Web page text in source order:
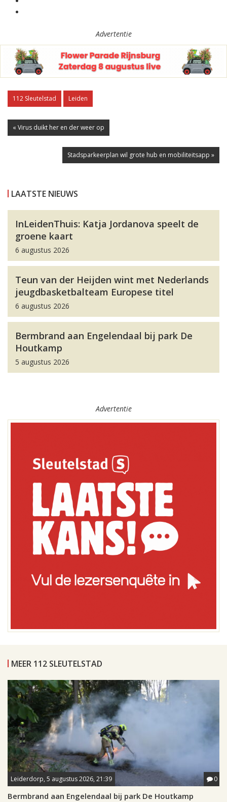
Advertentie
112 Sleutelstad Leiden
« Virus duikt her en der weer op
Stadsparkeerplan wil grote hub en mobiliteitsapp »
LAATSTE NIEUWS
InLeidenThuis: Katja Jordanova speelt de
groene kaart
6 augustus 2026
Teun van der Heijden wint met Nederlands
jeugdbasketbalteam Europese titel
6 augustus 2026
Bermbrand aan Engelendaal bij park De
Houtkamp
5 augustus 2026
Advertentie
MEER 112 SLEUTELSTAD
Leiderdorp, 5 augustus 2026, 21:39 0
Bermbrand aan Engelendaal bij park De Houtkamp